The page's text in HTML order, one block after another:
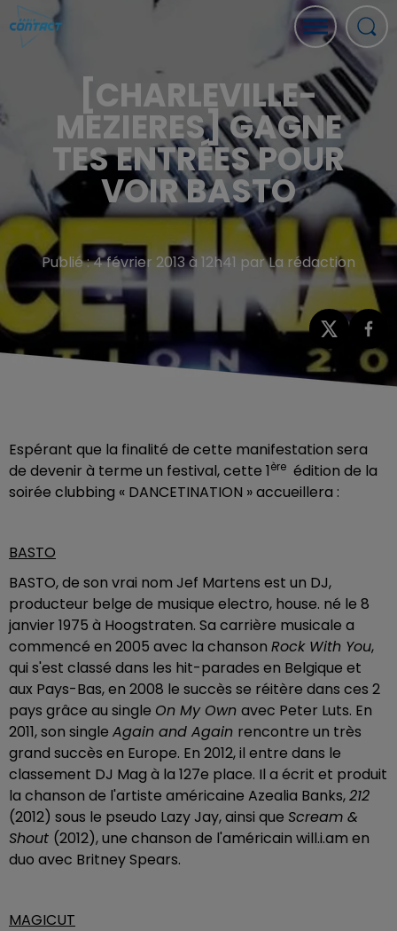
[CHARLEVILLE-
MEZIERES] GAGNE
TES ENTRÉES POUR
VOIR BASTO
Publié : 4 février 2013 à 12h41 par La rédaction
Espérant que la finalité de cette manifestation sera
de devenir à terme un festival, cette 1ère édition de la
soirée clubbing « DANCETINATION » accueillera :
BASTO
BASTO, de son vrai nom Jef Martens est un DJ,
producteur belge de musique electro, house. né le 8
janvier 1975 à Hoogstraten. Sa carrière musicale a
commencé en 2005 avec la chanson Rock With You,
qui s'est classé dans les hit-parades en Belgique et
aux Pays-Bas, en 2008 le succès se réitère dans ces 2
pays grâce au single On My Own avec Peter Luts. En
2011, son single Again and Again rencontre un très
grand succès en Europe. En 2012, il entre dans le
classement DJ Mag à la 127e place. Il a écrit et produit
la chanson de l'artiste américaine Azealia Banks,212
(2012) sous le pseudo Lazy Jay, ainsi que Scream &
Shout (2012), une chanson de l'américain will.i.am en
duo avec Britney Spears.
MAGICUT